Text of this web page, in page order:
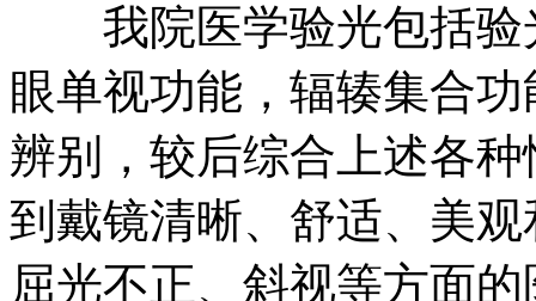
我院医学验光包括验
眼单视功能，辐辏集合
辨别，较后综合上述各
到戴镜清晰、舒适、美
屈光不正、斜视等方面